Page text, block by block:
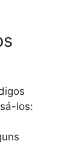
los: